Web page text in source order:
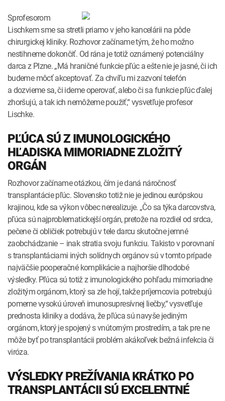
Sprofesorom
Lischkem sme sa stretli priamo v jeho kancelárii na pôde
chirurgickej kliniky. Rozhovor začíname tým, že ho možno
nestihneme dokončiť. Od rána je totiž oznámený potenciálny
darca z Plzne. „Má hraničné funkcie pľúc a ešte nie je jasné, či ich
budeme môcť akceptovať. Za chvíľu mi zazvoní telefón
a dozvieme sa, či ideme operovať, alebo či sa funkcie pľúc ďalej
zhoršujú, a tak ich nemôžeme použiť,“ vysvetľuje profesor
Lischke.
PĽÚCA SÚ Z IMUNOLOGICKÉHO
HĽADISKA MIMORIADNE ZLOŽITÝ
ORGÁN
Rozhovor začíname otázkou, čím je daná náročnosť
transplantácie pľúc. Slovensko totiž nie je jedinou európskou
krajinou, kde sa výkon vôbec nerealizuje. „Čo sa týka darcovstva,
pľúca sú najproblematickejší orgán, pretože na rozdiel od srdca,
pečene či obličiek potrebujú v tele darcu skutočne jemné
zaobchádzanie – inak stratia svoju funkciu. Takisto v porovnaní
s transplantáciami iných solídnych orgánov sú v tomto prípade
najväčšie pooperačné komplikácie a najhoršie dlhodobé
výsledky. Pľúca sú totiž z imunologického pohľadu mimoriadne
zložitým orgánom, ktorý sa zle hojí, takže príjemcovia potrebujú
pomerne vysokú úroveň imunosupresívnej liečby,“ vysvetľuje
prednosta kliniky a dodáva, že pľúca sú navyše jediným
orgánom, ktorý je spojený s vnútorným prostredím, a tak pre ne
môže byť po transplantácii problém akákoľvek bežná infekcia či
viróza.
VÝSLEDKY PREŽÍVANIA KRÁTKO PO
TRANSPLANTÁCII SÚ EXCELENTNÉ